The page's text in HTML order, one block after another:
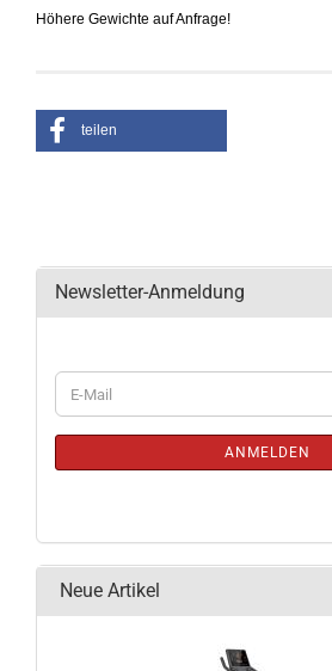
Höhere Gewichte auf Anfrage!
teilen
Newsletter-Anmeldung
WEITER
ZUR
E-
Mail
ANMELDEN
Neue Artikel